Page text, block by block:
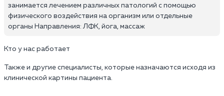
занимается лечением различных патологий с помощью
физического воздействия на организм или отдельные
органы Направления: ЛФК, йога, массаж
Кто у нас работает
Также и другие специалисты, которые назначаются исходя из
клинической картины пациента.